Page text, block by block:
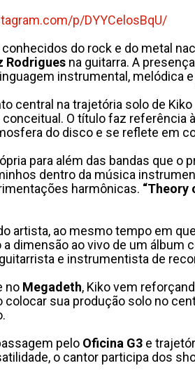
p/DYYCelosBqU/
do rock e do metal
Rodrigues na guitarra. A
instrumental, melódica
central na trajetória solo de
O título faz
do disco e se reflete em
para além das bandas que o
dentro da música
harmônicas. “Theory
artista, ao mesmo tempo em
dimensão ao vivo de um
e instrumentista de
no Megadeth, Kiko vem
sua produção solo no
pelo Oficina G3 e
o cantor participa dos